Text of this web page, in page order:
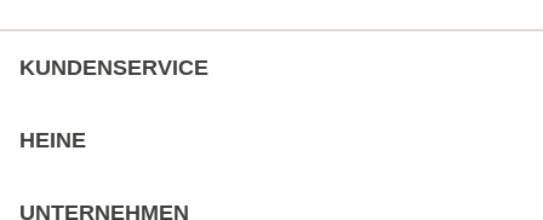
KUNDENSERVICE
HEINE
UNTERNEHMEN